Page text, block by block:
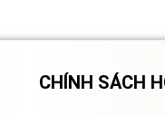
CHÍNH SÁCH